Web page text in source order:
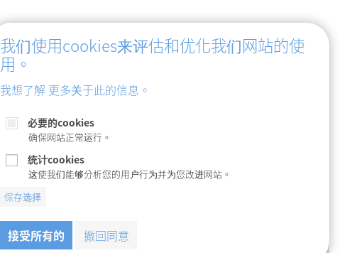
我们使用cookies来评估和优化我们网站的使
用。
我想了解 更多关于此的信息。
必要的cookies
确保网站正常运行。
统计cookies
这使我们能够分析您的用户行为并为您改进网站。
保存选择
接受所有的 撤回同意